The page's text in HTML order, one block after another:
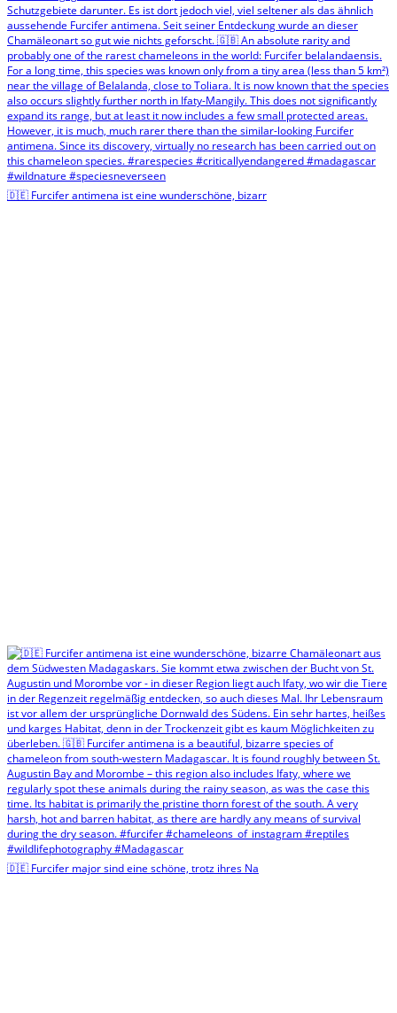
🇩🇪 Furcifer antimena ist eine wunderschöne, bizarr
🇩🇪 Furcifer major sind eine schöne, trotz ihres Na